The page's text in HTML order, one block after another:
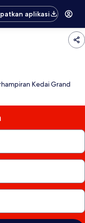
aplikasi
Kedai Grand